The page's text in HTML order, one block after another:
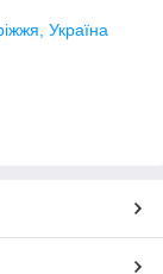
Україна